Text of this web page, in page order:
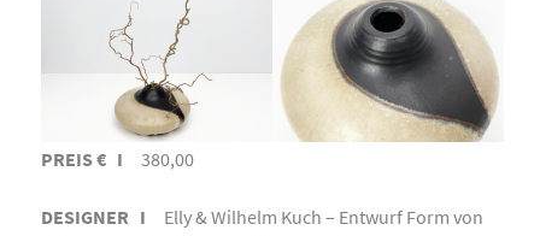
PREIS € I 380,00
DESIGNER I Elly & Wilhelm Kuch – Entwurf Form von